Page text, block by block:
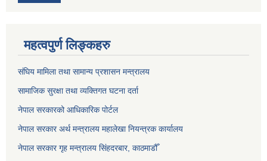
महत्वपुर्ण लिङ्कहरु
संघिय मामिला तथा सामान्य प्रशासन मन्त्रालय
सामाजिक सुरक्षा तथा व्यक्तिगत घटना दर्ता
नेपाल सरकारको आधिकारिक पोर्टल
नेपाल सरकार अर्थ मन्त्रालय महालेखा नियन्त्रक कार्यालय
नेपाल सरकार गृह मन्त्रालय सिंहदरबार, काठमाडौँ